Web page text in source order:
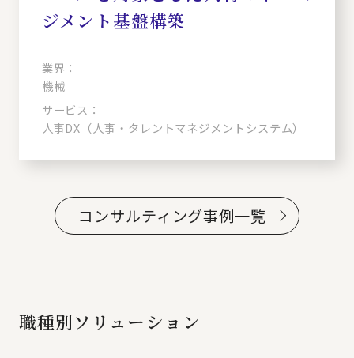
ジメント基盤構築
業界：
機械
サービス：
人事DX（人事・タレントマネジメントシステム）
コンサルティング事例一覧
職種別ソリューション